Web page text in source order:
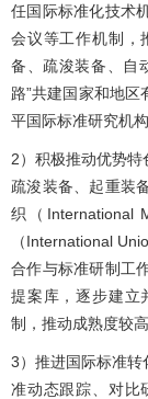
任国际标准化技术
会议等工作机制，
备、疏浚装备、自
路”共建国家和地
平国际标准研究机构
2）积极推动优势特
疏浚装备、起重装
织（International
（International
合作与标准研制工
提案库，逐步建立
制，推动成熟度较
3）推进国际标准
准动态跟踪、对比